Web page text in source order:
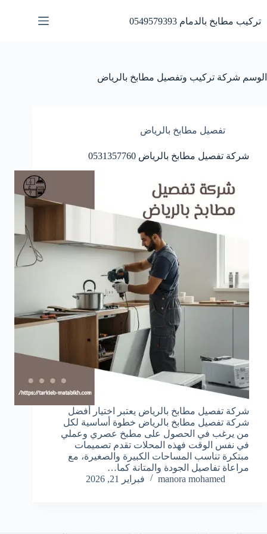
المحتوى
تركيب مطابخ بالدمام 0549579393
الوسم شركة تركيب وتفصيل مطابخ بالرياض
تفصيل مطابخ بالرياض
شركة تفصيل مطابخ بالرياض 0531357760
شركة تفصيل مطابخ بالرياض يعتبر اختيار أفضل
شركة تفصيل مطابخ بالرياض خطوة أساسية لكل
من يرغب في الحصول على مطبخ عصري وعملي
في نفس الوقت فهذه المحلات تقدم تصميمات
مبتكرة تناسب المساحات الكبيرة والصغيرة، مع
مراعاة تفاصيل الجودة والمتانة كما…
manora mohamed
فبراير 21, 2026